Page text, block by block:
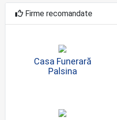
Firme recomandate
Casa Funerară
Palsina